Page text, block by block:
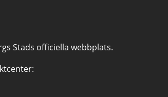
Stads officiella webbplats.